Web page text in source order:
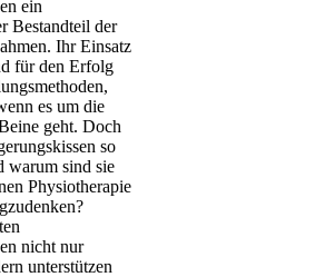
ein
Bestandteil der
Ihr Einsatz
für den Erfolg
es um die
geht. Doch
so
warum sind sie
Physiotherapie
nicht nur
unterstützen